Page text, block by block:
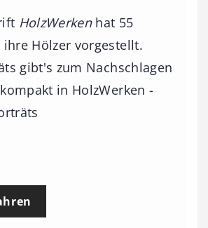
HolzWerkenhat 55
ihre Hölzer vorgestellt.
gibt's zum Nachschlagen
in HolzWerken -